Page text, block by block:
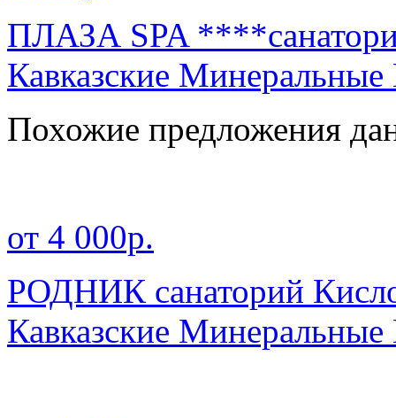
ПЛАЗА SPA
Кавказские
Похожие предложения
от 4 000р.
РОДНИК санаторий
Кавказские